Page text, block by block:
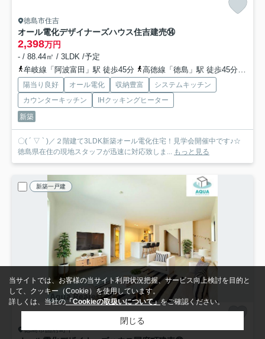
徳島市住吉
オール電化デザイナーズハウス住吉建売⑭
2,398万円
- / 88.44㎡ / 3LDK /予定
牟岐線「阿波富田」駅 徒歩45分
高徳線「徳島」駅 徒歩45分
陽当り良好 オール電化 収納豊富
システムキッチン
カウンターキッチン
IHクッキングヒーター
新築
〇( ´ ▽ ` )／２階建て3LDK新築オール電化住宅！見学会開催中です♪☆
徳島県在住の現地スタッフが迅速に対応致しま... もっと見る
新築一戸建
徳島市国府町中
当サイトでは、お客様の当サイト利用状況把握、サービス向上検討を目的と
して、クッキー（Cookie）を使用しています。
詳しくは、当社の「Cookieの取扱いについて」をご確認ください。
閉じる